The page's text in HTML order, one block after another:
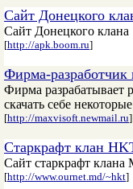
Сайт Донецкого
Сайт Донецкого
[http://apk.boom.ru]
Фирма-
Фирма разрабатывает
скачать себе
[http://maxvisoft.newmail.ru]
Старкрафт клан
Сайт старкрафт
[http://www.ournet.md/~hkt]